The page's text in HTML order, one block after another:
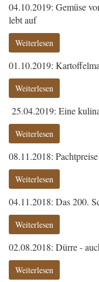
04.10.2019: Gemüse
lebt auf
Weiterlesen
01.10.2019:
Weiterlesen
25.04.2019: Eine
Weiterlesen
08.11.2018:
Weiterlesen
04.11.2018: Das 200.
Weiterlesen
02.08.2018: Dürre -
Weiterlesen